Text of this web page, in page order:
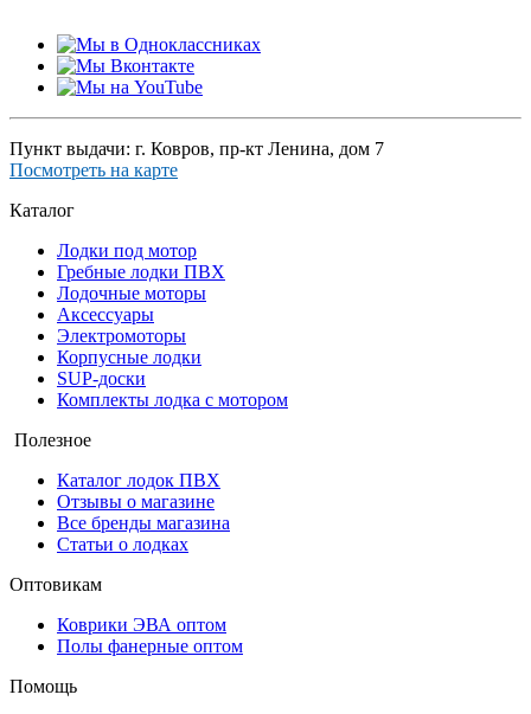
Пункт выдачи: г. Ковров, пр-кт Ленина, дом 7
Посмотреть на карте
Каталог
Лодки под мотор
Гребные лодки ПВХ
Лодочные моторы
Аксессуары
Электромоторы
Корпусные лодки
SUP-доски
Комплекты лодка с мотором
Полезное
Каталог лодок ПВХ
Отзывы о магазине
Все бренды магазина
Статьи о лодках
Оптовикам
Коврики ЭВА оптом
Полы фанерные оптом
Помощь